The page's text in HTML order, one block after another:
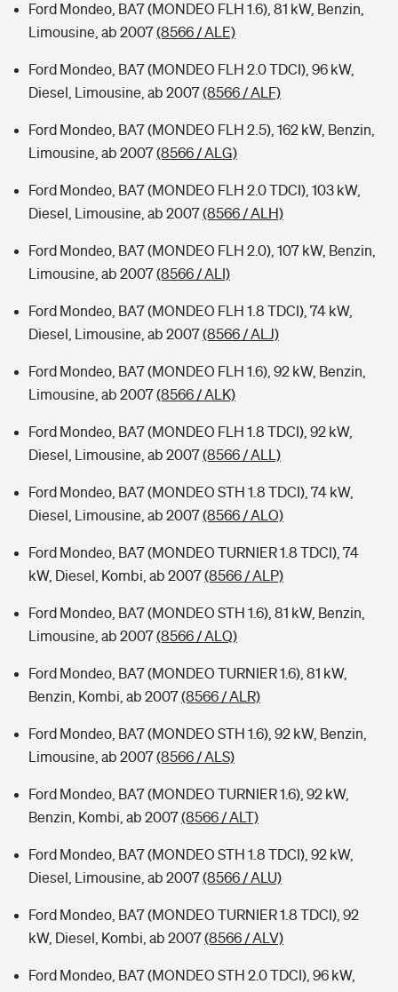
Ford Mondeo, BA7 (MONDEO FLH 1.6), 81 kW, Benzin,
Limousine, ab 2007(8566 / ALE)
Ford Mondeo, BA7 (MONDEO FLH 2.0 TDCI), 96 kW,
Diesel, Limousine, ab 2007(8566 / ALF)
Ford Mondeo, BA7 (MONDEO FLH 2.5), 162 kW, Benzin,
Limousine, ab 2007(8566 / ALG)
Ford Mondeo, BA7 (MONDEO FLH 2.0 TDCI), 103 kW,
Diesel, Limousine, ab 2007(8566 / ALH)
Ford Mondeo, BA7 (MONDEO FLH 2.0), 107 kW, Benzin,
Limousine, ab 2007(8566 / ALI)
Ford Mondeo, BA7 (MONDEO FLH 1.8 TDCI), 74 kW,
Diesel, Limousine, ab 2007(8566 / ALJ)
Ford Mondeo, BA7 (MONDEO FLH 1.6), 92 kW, Benzin,
Limousine, ab 2007(8566 / ALK)
Ford Mondeo, BA7 (MONDEO FLH 1.8 TDCI), 92 kW,
Diesel, Limousine, ab 2007(8566 / ALL)
Ford Mondeo, BA7 (MONDEO STH 1.8 TDCI), 74 kW,
Diesel, Limousine, ab 2007(8566 / ALO)
Ford Mondeo, BA7 (MONDEO TURNIER 1.8 TDCI), 74
kW, Diesel, Kombi, ab 2007(8566 / ALP)
Ford Mondeo, BA7 (MONDEO STH 1.6), 81 kW, Benzin,
Limousine, ab 2007(8566 / ALQ)
Ford Mondeo, BA7 (MONDEO TURNIER 1.6), 81 kW,
Benzin, Kombi, ab 2007(8566 / ALR)
Ford Mondeo, BA7 (MONDEO STH 1.6), 92 kW, Benzin,
Limousine, ab 2007(8566 / ALS)
Ford Mondeo, BA7 (MONDEO TURNIER 1.6), 92 kW,
Benzin, Kombi, ab 2007(8566 / ALT)
Ford Mondeo, BA7 (MONDEO STH 1.8 TDCI), 92 kW,
Diesel, Limousine, ab 2007(8566 / ALU)
Ford Mondeo, BA7 (MONDEO TURNIER 1.8 TDCI), 92
kW, Diesel, Kombi, ab 2007(8566 / ALV)
Ford Mondeo, BA7 (MONDEO STH 2.0 TDCI), 96 kW,